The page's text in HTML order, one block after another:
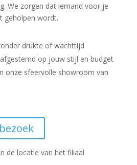
We zorgen dat iemand voor je
geholpen wordt.
drukte of wachttijd
op jouw stijl en budget
onze sfeervolle showroom van